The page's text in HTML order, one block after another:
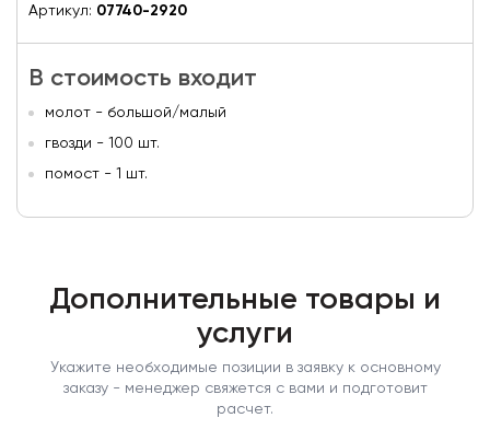
Артикул: 07740-2920
В стоимость входит
молот - большой/малый
гвозди - 100 шт.
помост - 1 шт.
Дополнительные товары и
услуги
Укажите необходимые позиции в заявку к основному
заказу - менеджер свяжется с вами и подготовит
расчет.